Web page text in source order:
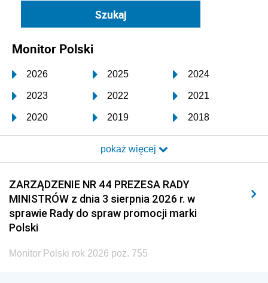
Monitor Polski
2026 2025 2024
2023 2022 2021
2020 2019 2018
2017 2016 2015
2014 2013 2012
2011 2010 2009
2008 2007 2006
2005
pokaż więcej
ZARZĄDZENIE NR 44 PREZESA RADY
MINISTRÓW z dnia 3 sierpnia 2026 r. w
sprawie Rady do spraw promocji marki
Polski
Monitor Polski rok 2026 poz. 755